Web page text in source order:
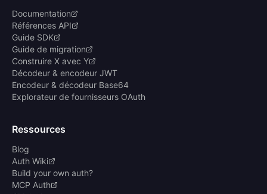
Documentation
Références API
Guide SDK
Guide de migration
Construire X avec Y
Décodeur & encodeur JWT
Encodeur & décodeur Base64
Explorateur de fournisseurs OAuth
Ressources
Blog
Auth Wiki
Build your own auth?
MCP Auth